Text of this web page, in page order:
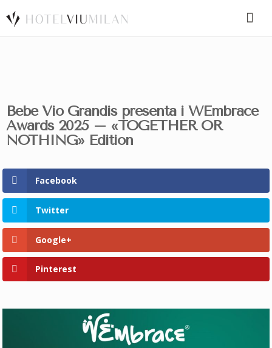
BOOK A ROOM BOOK FOR TODAY
SPECIAL CODE
Bebe Vio Grandis presenta i WEmbrace
Awards 2025 – «TOGETHER OR
NOTHING» Edition
Facebook
Twitter
Google+
Pinterest